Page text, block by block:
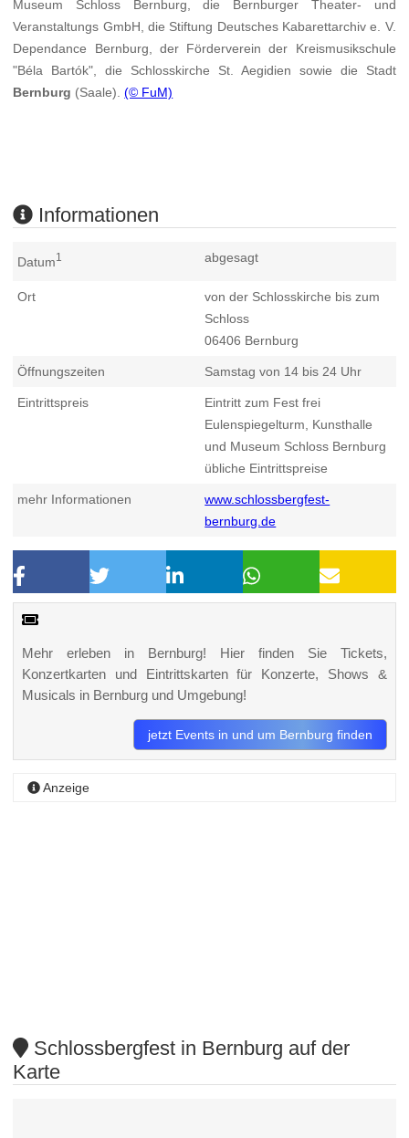
Museum Schloss Bernburg, die Bernburger Theater- und
Veranstaltungs GmbH, die Stiftung Deutsches Kabarettarchiv e. V.
Dependance Bernburg, der Förderverein der Kreismusikschule
"Béla Bartók", die Schlosskirche St. Aegidien sowie die Stadt
Bernburg (Saale).(© FuM)
Informationen
Datum1 abgesagt
Ort
von der Schlosskirche bis zum
Schloss
06406 Bernburg
Öffnungszeiten Samstag von 14 bis 24 Uhr
Eintrittspreis
Eintritt zum Fest frei
Eulenspiegelturm, Kunsthalle
und Museum Schloss Bernburg
übliche Eintrittspreise
mehr Informationen
www.schlossbergfest-
bernburg.de
Mehr erleben in Bernburg! Hier finden Sie Tickets,
Konzertkarten und Eintrittskarten für Konzerte, Shows &
Musicals in Bernburg und Umgebung!
jetzt Events in und um Bernburg finden
Anzeige
Schlossbergfest in Bernburg auf der
Karte